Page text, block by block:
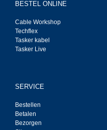
BESTEL ONLINE
Cable Workshop
Techflex
Tasker kabel
Tasker Live
SERVICE
Bestellen
Betalen
Bezorgen